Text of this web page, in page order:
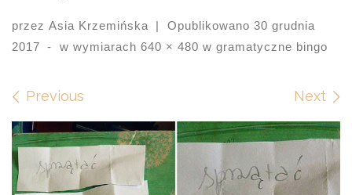
przez Asia Krzemińska | Opublikowano 30 grudnia
2017
- w wymiarach 640 × 480 w gramatyczne bingo
Images navigation
Previous Next